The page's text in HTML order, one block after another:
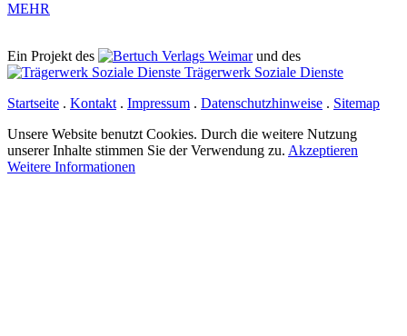
MEHR
Ein Projekt des Verlags Weimarund des
Trägerwerk Soziale Dienste
Startseite . Kontakt . Impressum . Datenschutzhinweise . Sitemap
Unsere Website benutzt Cookies. Durch die weitere Nutzung
unserer Inhalte stimmen Sie der Verwendung zu. Akzeptieren
Weitere Informationen